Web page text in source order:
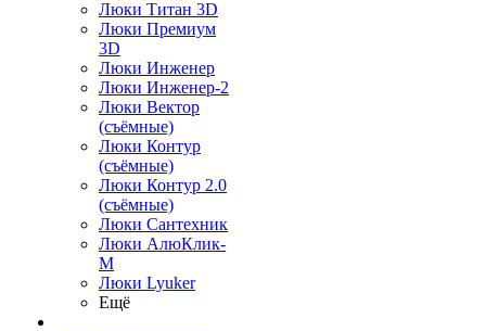
Люки Титан 3D
Люки Премиум
3D
Люки Инженер
Люки Инженер-2
Люки Вектор
(съёмные)
Люки Контур
(съёмные)
Люки Контур 2.0
(съёмные)
Люки Сантехник
Люки АлюКлик-
М
Люки Lyuker
Ещё